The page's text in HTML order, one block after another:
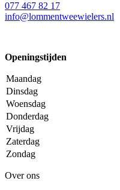
077 467 82 17
info@lommentweewielers.nl
Openingstijden
Maandag
Dinsdag
Woensdag
Donderdag
Vrijdag
Zaterdag
Zondag
Over ons